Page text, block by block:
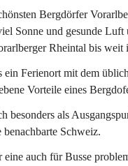
Bergdörfer
Sonne und gesunde Luft
Rheintal bis
ein Ferienort mit dem
Vorteile eines
besonders als
Schweiz.
auch für Busse